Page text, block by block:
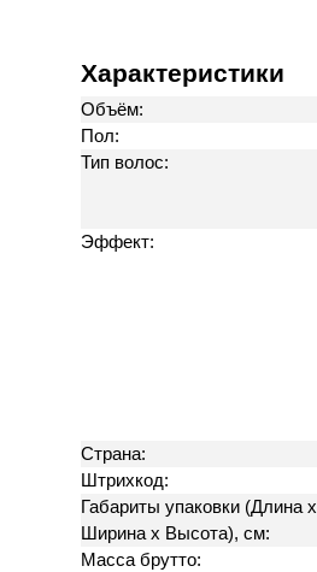
Характеристики
Объём:
Пол:
Тип волос:
Эффект:
Страна:
Штрихкод:
Габариты упаковки (Длина х
Ширина х Высота), см:
Масса брутто: